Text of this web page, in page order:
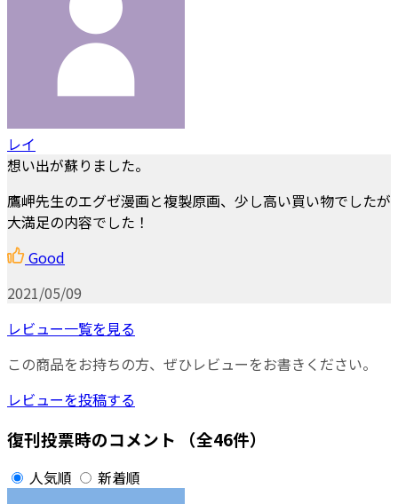
レイ
想い出が蘇りました。
鷹岬先生のエグゼ漫画と複製原画、少し高い買い物でしたが
大満足の内容でした！
Good
2021/05/09
レビュー一覧を見る
この商品をお持ちの方、ぜひレビューをお書きください。
レビューを投稿する
復刊投票時のコメント （全46件）
人気順 新着順